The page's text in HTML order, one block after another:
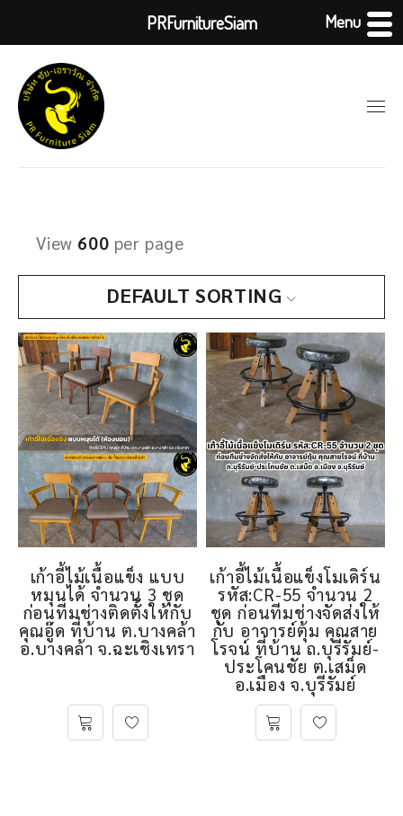
DEFAULT SORTING
View 600 per page
เก้าอี้ไม้เนื้อแข็ง แบบ
หมุนได้ จำนวน 3 ชุด
ก่อนทีมช่างติดตั้งให้กับ
คุณอู๊ด ที่บ้าน ต.บางคล้า
อ.บางคล้า จ.ฉะเชิงเทรา
เก้าอี้ไม้เนื้อแข็งโมเดิร์น
รหัส:CR-55 จำนวน 2
ชุด ก่อนทีมช่างจัดส่งให้
กับ อาจารย์ตุ้ม คุณสาย
โรจน์ ที่บ้าน ถ.บุรีรัมย์-
ประโคนชัย ต.เสม็ด
อ.เมือง จ.บุรีรัมย์
PRFurnitureSiam Menu